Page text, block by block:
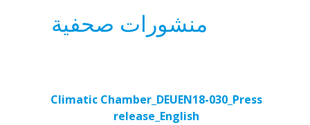
منشورات صحفية
Climatic Chamber_DEUEN18-030_Press
release_English